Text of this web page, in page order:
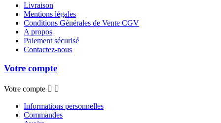
Livraison
Mentions légales
Conditions Générales de Vente CGV
A propos
Paiement sécurisé
Contactez-nous
Votre compte
Votre compte  
Informations personnelles
Commandes